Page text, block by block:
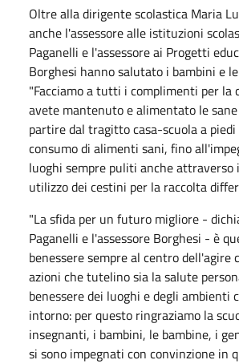
Oltre alla dirigente scolastica Maria
anche l'assessore alle istituzioni
Paganelli e l'assessore ai Progetti
Borghesi hanno salutato i bambini e
"Facciamo a tutti i complimenti per la
avete mantenuto e alimentato le
partire dal tragitto casa-scuola a
consumo di alimenti sani, fino
luoghi sempre puliti anche
utilizzo dei cestini per la raccolta
"La sfida per un futuro migliore -
Paganelli e l'assessore Borghesi - è
benessere sempre al centro dell'agire
azioni che tutelino sia la salute
benessere dei luoghi e degli ambienti
intorno: per questo ringraziamo la
insegnanti, i bambini, le bambine, i
si sono impegnati con convinzione in